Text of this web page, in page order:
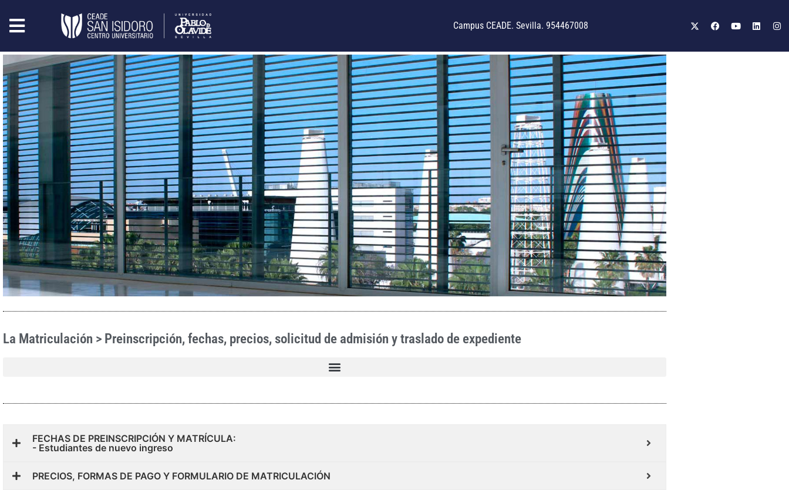
Campus CEADE. Sevilla. 954467008
La Matriculación > Preinscripción, fechas, precios, solicitud de admisión y traslado de expediente
FECHAS DE PREINSCRIPCIÓN Y MATRÍCULA:
- Estudiantes de nuevo ingreso
PRECIOS, FORMAS DE PAGO Y FORMULARIO DE MATRICULACIÓN